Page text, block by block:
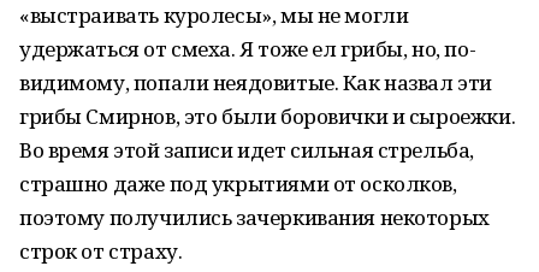
«выстраивать куролесы», мы не могли
удержаться от смеха. Я тоже ел грибы, но, по-
видимому, попали неядовитые. Как назвал эти
грибы Смирнов, это были боровички и сыроежки.
Во время этой записи идет сильная стрельба,
страшно даже под укрытиями от осколков,
поэтому получились зачеркивания некоторых
строк от страху.